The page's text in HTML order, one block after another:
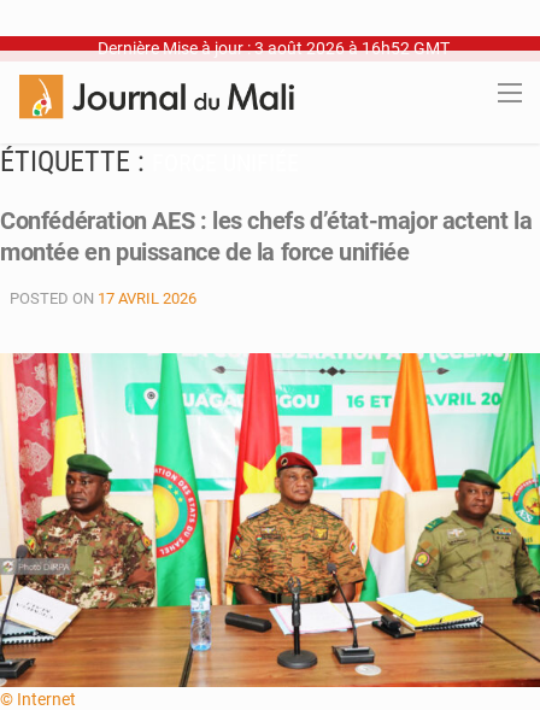
Dernière Mise à jour : 3 août 2026 à 16h52 GMT
ÉTIQUETTE :
Confédération AES : les chefs d’état-major actent la
montée en puissance de la force unifiée
POSTED ON 17 AVRIL 2026
© Internet